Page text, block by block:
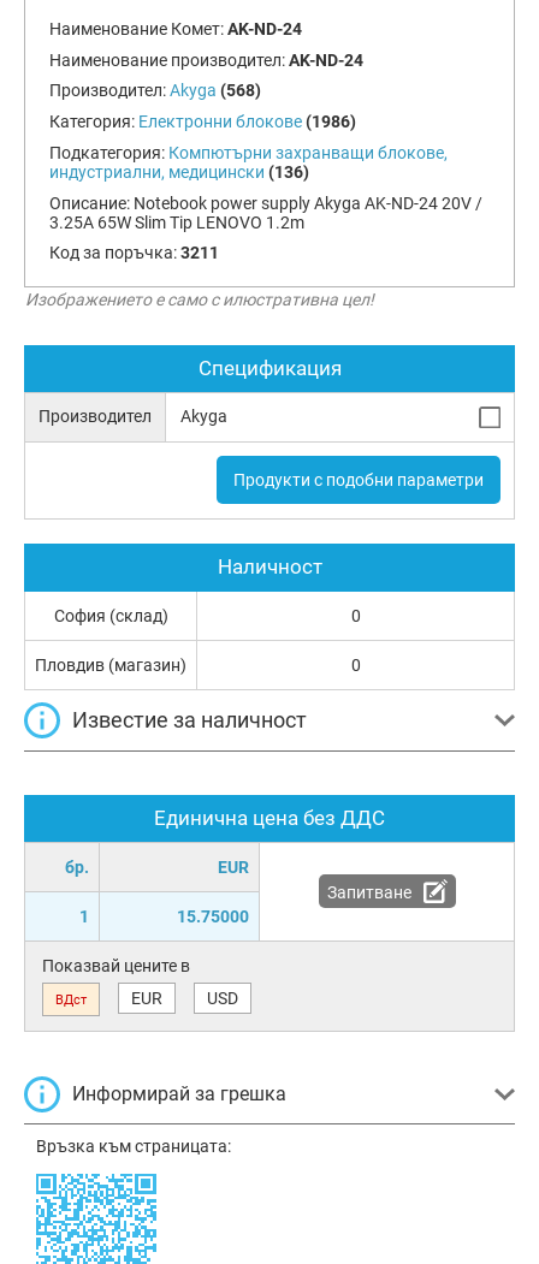
Наименование Комет:AK-ND-24
Наименование производител:AK-ND-24
Производител:Akyga (568)
Категория: Електронни блокове (1986)
Подкатегория: Компютърни захранващи блокове,
индустриални, медицински (136)
Описание: Notebook power supply Akyga AK-ND-24 20V /
3.25A 65W Slim Tip LENOVO 1.2m
Код за поръчка:3211
Изображението е само с илюстративна цел!
Спецификация
Производител Akyga
Продукти с подобни параметри
Единична цена без ДДС
бр. EUR
1 15.75000
Запитване
Показвай цените в
ВДст EUR USD
Информирай за грешка
Връзка към страницата:
Наличност
София (склад) 0
Пловдив (магазин) 0
Известие за наличност